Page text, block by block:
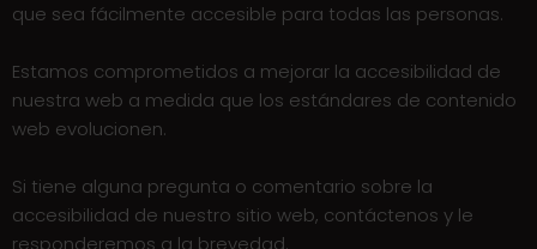
que sea fácilmente accesible para todas las personas.
Estamos comprometidos a mejorar la accesibilidad de
nuestra web a medida que los estándares de contenido
web evolucionen.
Si tiene alguna pregunta o comentario sobre la
accesibilidad de nuestro sitio web, contáctenos y le
responderemos a la brevedad.